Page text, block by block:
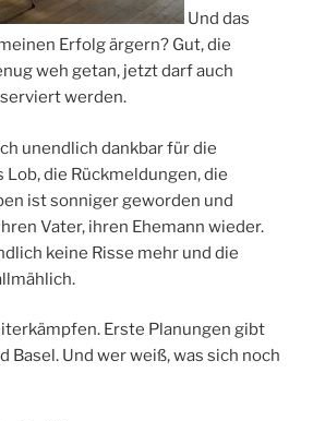
Und das
Erfolg ärgern? Gut, die
weh getan, jetzt darf auch
werden.
unendlich dankbar für die
die Rückmeldungen, die
ist sonniger geworden und
Vater, ihren Ehemann wieder.
keine Risse mehr und die
Erste Planungen gibt
Basel. Und wer weiß, was sich noch